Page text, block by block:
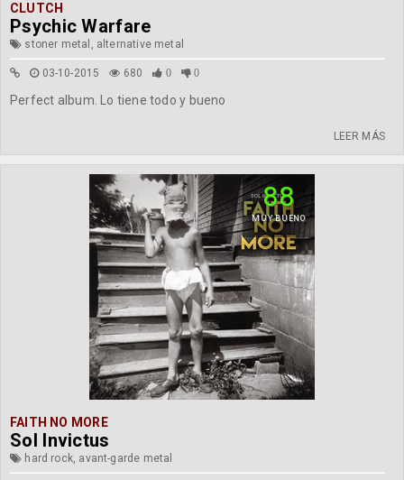
CLUTCH
Psychic Warfare
stoner metal, alternative metal
03-10-2015 680 0 0
Perfect album. Lo tiene todo y bueno
LEER MÁS
88
MUY BUENO
FAITH NO MORE
Sol Invictus
hard rock, avant-garde metal